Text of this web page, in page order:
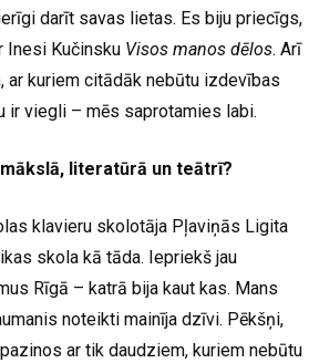
darīt savas lietas. Es biju priecīgs,
Inesi Kučinsku Visos manos dēlos. Arī
ar kuriem citādāk nebūtu izdevības
ir viegli – mēs saprotamies labi.
literatūrā un teātrī?
klavieru skolotāja Pļaviņās Ligita
skola kā tāda. Iepriekš jau
Rīgā – katrā bija kaut kas. Mans
noteikti mainīja dzīvi. Pēkšņi,
ar tik daudziem, kuriem nebūtu